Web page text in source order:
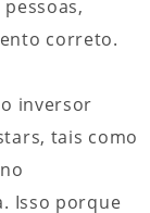
correto.
inversor
tais como
Isso porque